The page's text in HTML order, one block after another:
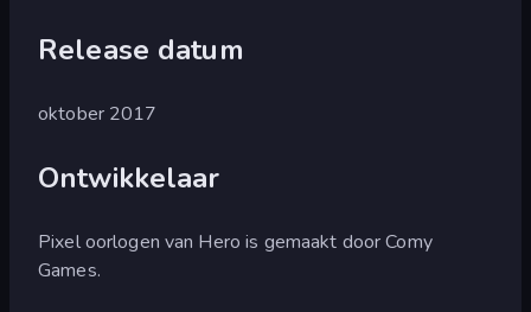
Release datum
oktober 2017
Ontwikkelaar
Pixel oorlogen van Hero is gemaakt door Comy
Games.